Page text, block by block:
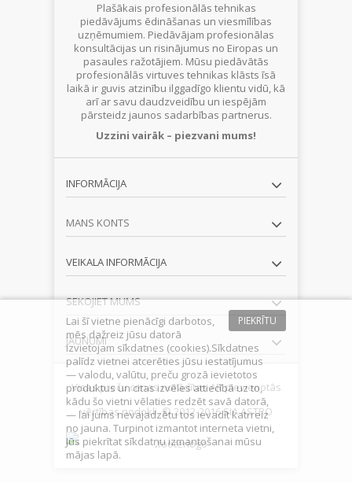
Plašākais profesionālās tehnikas
piedāvājums ēdināšanas un viesmīlības
uzņēmumiem. Piedāvājam profesionālas
konsultācijas un risinājumus no Eiropas un
pasaules ražotājiem. Mūsu piedāvātās
profesionālās virtuves tehnikas klāsts īsā
laikā ir guvis atzinību ilggadīgo klientu vidū, kā
arī ar savu daudzveidību un iespējām
pārsteidz jaunos sadarbības partnerus.
Uzzini vairāk – piezvani mums!
INFORMĀCIJA
MANS KONTS
VEIKALA INFORMĀCIJA
SEKOJIET MUMS
JAUNUMI
Visas preču cenas norādītas AR pievienotās
vērtības nodokli. © 2012-2016 SIA ASTRO
PIEKRĪTU
Lai šī vietne pienācīgi darbotos,
mēs dažreiz jūsu datorā
izvietojam sīkdatnes (cookies).Sīkdatnes
palīdz vietnei atcerēties jūsu iestatījumus
— valodu, valūtu, preču grozā ievietotos
produktus un citas izvēles attiecībā uz to,
kādu šo vietni vēlaties redzēt savā datorā,
— lai jums nevajadzētu tos ievadīt katrreiz
no jauna. Turpinot izmantot interneta vietni,
Jūs piekrītat sīkdatņu izmantošanai mūsu
mājas lapā.